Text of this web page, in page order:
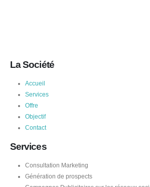
La Société
Accueil
Services
Offre
Objectif
Contact
Services
Consultation Marketing
Génération de prospects